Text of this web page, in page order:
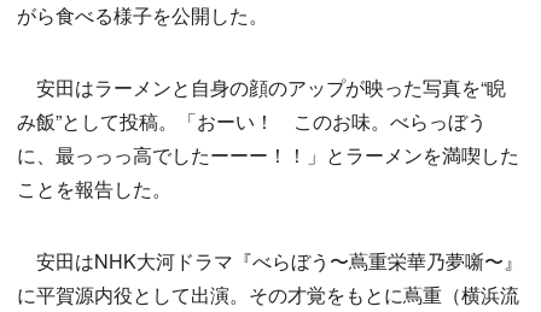
がら食べる様子を公開した。
安田はラーメンと自身の顔のアップが映った写真を“睨
み飯”として投稿。「おーい！ このお味。べらっぼう
に、最っっっ高でしたーーー！！」とラーメンを満喫した
ことを報告した。
安田はNHK大河ドラマ『べらぼう〜蔦重栄華乃夢噺〜』
に平賀源内役として出演。その才覚をもとに蔦重（横浜流